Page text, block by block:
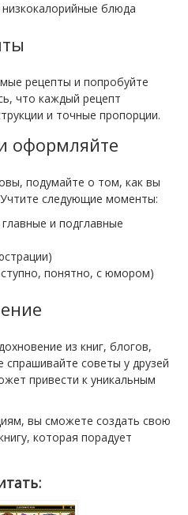
блюда
рецепты и попробуйте
что каждый рецепт
и точные пропорции.
оформляйте
подумайте о том, как вы
следующие моменты:
и подглавные
понятно, с юмором)
из книг, блогов,
спрашивайте советы у друзей
привести к уникальным
вы сможете создать свою
которая порадует